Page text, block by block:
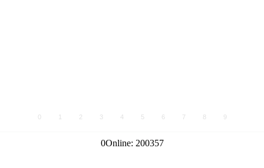
0 1 2 3 4 5 6 7 8 9
0Online: 200357